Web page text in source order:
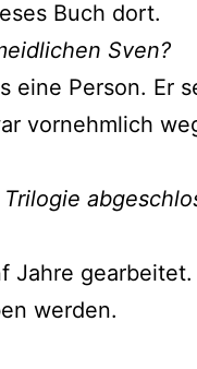
Buch dort.
Sven?
eine Person. Er
vornehmlich
Jahre
werden.